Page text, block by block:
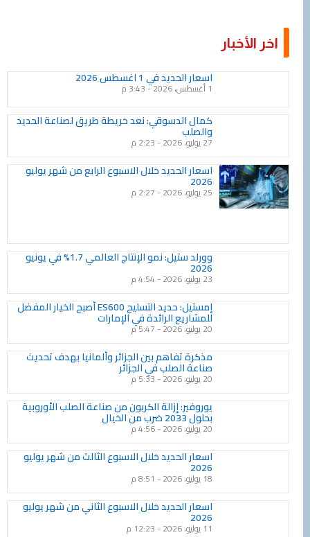
اخر الأخبار
اسعار الحديد في 1 اغسطس 2026
3:43 م
كمال الدسوقي: نعد خريطة طريق لصناعة الحديد
والصلب
27 يوليو، 2026 2:23 م
اسعار الحديد خلال الاسبوع الرابع من شهر يوليو
2026
25 يوليو، 2026 2:27 م
وورلد ستيل: نمو الإنتاج العالمي 1.7% في يونيو
2026
23 يوليو، 2026 4:54 م
إمستيل: حديد التسليح ES600 أصبح الخيار المفضل
للمشاريع الرائدة في الإمارات
20 يوليو، 2026 5:47 م
مذكرة تفاهم بين الجزائر وألمانيا بهدف تحديث
صناعة الصلب في الجزائر
20 يوليو، 2026 5:33 م
يوروفير: إزالة الكربون من صناعة الصلب الأوروبية
بحلول 2033 ضرب من الخيال
20 يوليو، 2026 4:56 م
اسعار الحديد خلال الاسبوع الثالث من شهر يوليو
2026
18 يوليو، 2026 8:51 م
اسعار الحديد خلال الاسبوع الثاني من شهر يوليو
2026
11 يوليو، 2026 12:23 م
PagePagePagePagePagePagePagePagePagePage